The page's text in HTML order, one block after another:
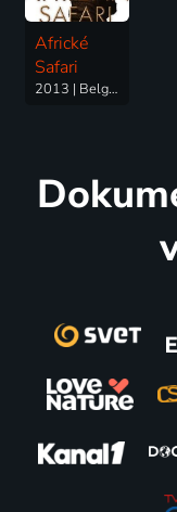
Africké
Safari
2013 | Belgicko, Francúzsko | Príroda